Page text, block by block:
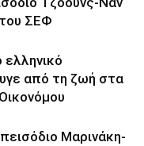
ΣΕΦ
από τη ζωή στα
Μαρινάκη-